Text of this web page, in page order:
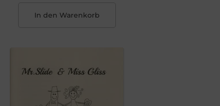
In den Warenkorb